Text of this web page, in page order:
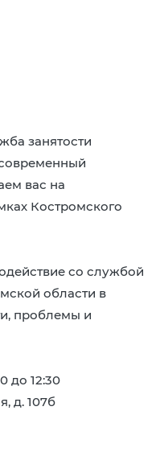
занятости
вас на
Костромского
со службой
области в
проблемы и
до 12:30
д. 107б